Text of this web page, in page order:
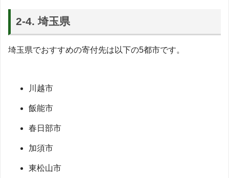
2-4. 埼玉県
埼玉県でおすすめの寄付先は以下の5都市です。
川越市
飯能市
春日部市
加須市
東松山市